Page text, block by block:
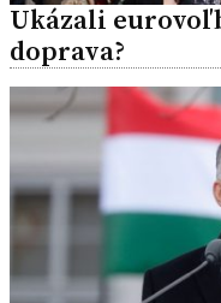
Ukázali
doprava?